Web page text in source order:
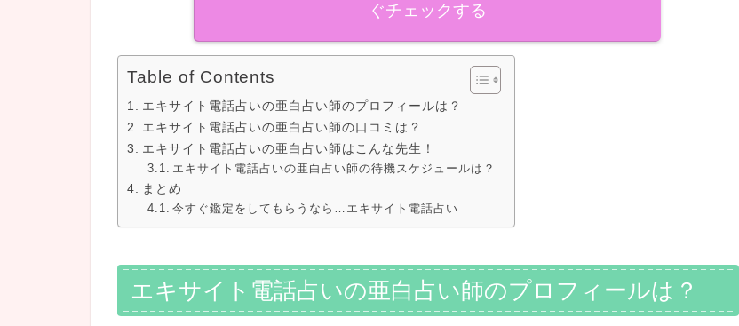
ぐチェックする
Table of Contents
エキサイト電話占いの亜白占い師のプロフィールは？
エキサイト電話占いの亜白占い師の口コミは？
エキサイト電話占いの亜白占い師はこんな先生！
エキサイト電話占いの亜白占い師の待機スケジュールは？
まとめ
今すぐ鑑定をしてもらうなら…エキサイト電話占い
エキサイト電話占いの亜白占い師のプロフィールは？